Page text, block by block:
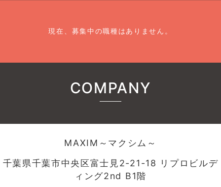
現在、募集中の職種はありません。
COMPANY
MAXIM～マクシム～
千葉県千葉市中央区富士見2-21-18 リプロビルデ
ィング2nd B1階